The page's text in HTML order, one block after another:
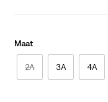
Maat
2A 3A 4A